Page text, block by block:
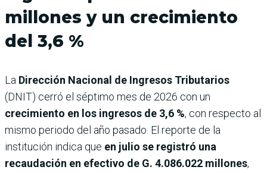
millones y un crecimiento
del 3,6 %
La Dirección Nacional de Ingresos Tributarios
(DNIT) cerró el séptimo mes de 2026 con un
crecimiento en los ingresos de 3,6 %, con respecto al
mismo periodo del año pasado. El reporte de la
institución indica que en julio se registró una
recaudación en efectivo de G. 4.086.022 millones,